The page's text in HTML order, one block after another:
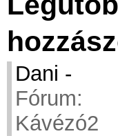
Dani -
Fórum:
Kávézó2